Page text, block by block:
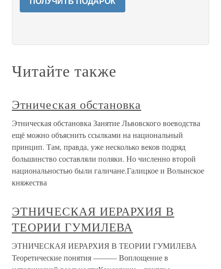
Читайте также
Этническая обстановка
Этническая обстановка Занятие Львовского воеводства
ещё можно объяснить ссылками на национальный
принцип. Там, правда, уже несколько веков подряд
большинство составляли поляки. Но численно второй
национальностью были галичане.Галицкое и Волынское
княжества
ЭТНИЧЕСКАЯ ИЕРАРХИЯ В
ТЕОРИИ ГУМИЛЕВА
ЭТНИЧЕСКАЯ ИЕРАРХИЯ В ТЕОРИИ ГУМИЛЕВА
Теоретические понятия ——— Воплощение в